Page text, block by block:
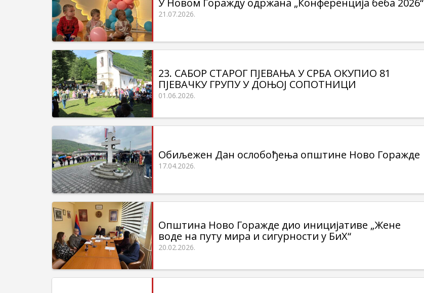
21.07.2026.
23. САБОР СТАРОГ ПЈЕВАЊА У СРБА ОКУПИО 81
ПЈЕВАЧКУ ГРУПУ У ДОЊОЈ СОПОТНИЦИ
01.06.2026.
Обиљежен Дан ослобођења општине Ново Горажде
17.04.2026.
Општина Ново Горажде дио иницијативе „Жене
воде на путу мира и сигурности у БиХ“
20.02.2026.